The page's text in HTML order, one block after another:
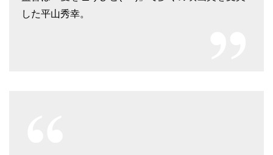
した平山秀幸。